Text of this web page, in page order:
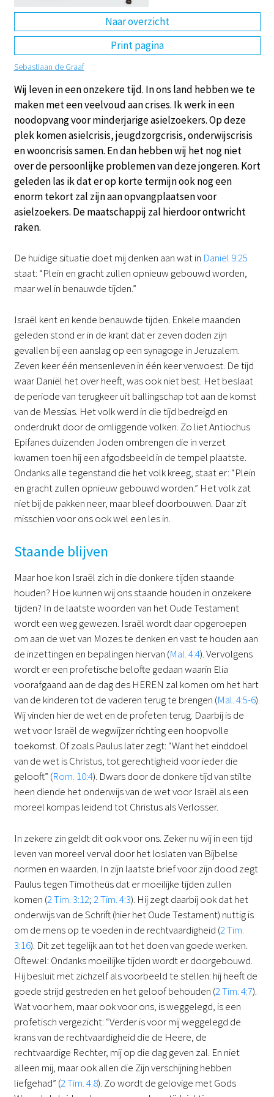
Naar overzicht
Print pagina
Sebastiaan de Graaf
Wij leven in een onzekere tijd. In ons land hebben we te
maken met een veelvoud aan crises. Ik werk in een
noodopvang voor minderjarige asielzoekers. Op deze
plek komen asielcrisis, jeugdzorgcrisis, onderwijscrisis
en wooncrisis samen. En dan hebben wij het nog niet
over de persoonlijke problemen van deze jongeren. Kort
geleden las ik dat er op korte termijn ook nog een
enorm tekort zal zijn aan opvangplaatsen voor
asielzoekers. De maatschappij zal hierdoor ontwricht
raken.
De huidige situatie doet mij denken aan wat in Daniël 9:25
staat: “Plein en gracht zullen opnieuw gebouwd worden,
maar wel in benauwde tijden.”
Israël kent en kende benauwde tijden. Enkele maanden
geleden stond er in de krant dat er zeven doden zijn
gevallen bij een aanslag op een synagoge in Jeruzalem.
Zeven keer één mensenleven in één keer verwoest. De tijd
waar Daniël het over heeft, was ook niet best. Het beslaat
de periode van terugkeer uit ballingschap tot aan de komst
van de Messias. Het volk werd in die tijd bedreigd en
onderdrukt door de omliggende volken. Zo liet Antiochus
Epifanes duizenden Joden ombrengen die in verzet
kwamen toen hij een afgodsbeeld in de tempel plaatste.
Ondanks alle tegenstand die het volk kreeg, staat er: “Plein
en gracht zullen opnieuw gebouwd worden.” Het volk zat
niet bij de pakken neer, maar bleef doorbouwen. Daar zit
misschien voor ons ook wel een les in.
Staande blijven
Maar hoe kon Israël zich in die donkere tijden staande
houden? Hoe kunnen wij ons staande houden in onzekere
tijden? In de laatste woorden van het Oude Testament
wordt een weg gewezen. Israël wordt daar opgeroepen
om aan de wet van Mozes te denken en vast te houden aan
de inzettingen en bepalingen hiervan (Mal. 4:4). Vervolgens
wordt er een profetische belofte gedaan waarin Elia
voorafgaand aan de dag des HEREN zal komen om het hart
van de kinderen tot de vaderen terug te brengen (Mal. 4:5-6).
Wij vinden hier de wet en de profeten terug. Daarbij is de
wet voor Israël de wegwijzer richting een hoopvolle
toekomst. Of zoals Paulus later zegt: “Want het einddoel
van de wet is Christus, tot gerechtigheid voor ieder die
gelooft” (Rom. 10:4). Dwars door de donkere tijd van stilte
heen diende het onderwijs van de wet voor Israël als een
moreel kompas leidend tot Christus als Verlosser.
In zekere zin geldt dit ook voor ons. Zeker nu wij in een tijd
leven van moreel verval door het loslaten van Bijbelse
normen en waarden. In zijn laatste brief voor zijn dood zegt
Paulus tegen Timotheüs dat er moeilijke tijden zullen
komen (2 Tim. 3:12;2 Tim. 4:3). Hij zegt daarbij ook dat het
onderwijs van de Schrift (hier het Oude Testament) nuttig is
om de mens op te voeden in de rechtvaardigheid (2 Tim.
3:16). Dit zet tegelijk aan tot het doen van goede werken.
Oftewel: Ondanks moeilijke tijden wordt er doorgebouwd.
Hij besluit met zichzelf als voorbeeld te stellen: hij heeft de
goede strijd gestreden en het geloof behouden (2 Tim. 4:7).
Wat voor hem, maar ook voor ons, is weggelegd, is een
profetisch vergezicht: “Verder is voor mij weggelegd de
krans van de rechtvaardigheid die de Heere, de
rechtvaardige Rechter, mij op die dag geven zal. En niet
alleen mij, maar ook allen die Zijn verschijning hebben
liefgehad” (2 Tim. 4:8). Zo wordt de gelovige met Gods
DE EN